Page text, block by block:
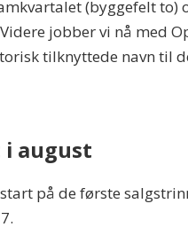
(byggefelt to)
jobber vi nå med
tilknyttede navn til
i august
på de første